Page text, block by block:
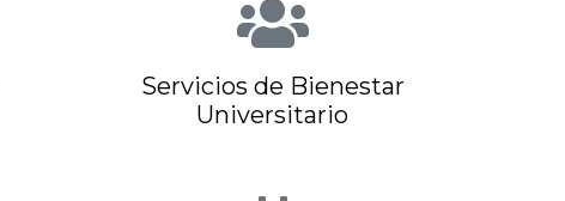
Servicios de Bienestar
Universitario